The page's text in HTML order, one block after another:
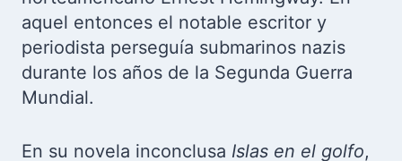
aquel entonces el notable escritor y
periodista perseguía submarinos nazis
durante los años de la Segunda Guerra
Mundial.
En su novela inconclusa Islas en el golfo,